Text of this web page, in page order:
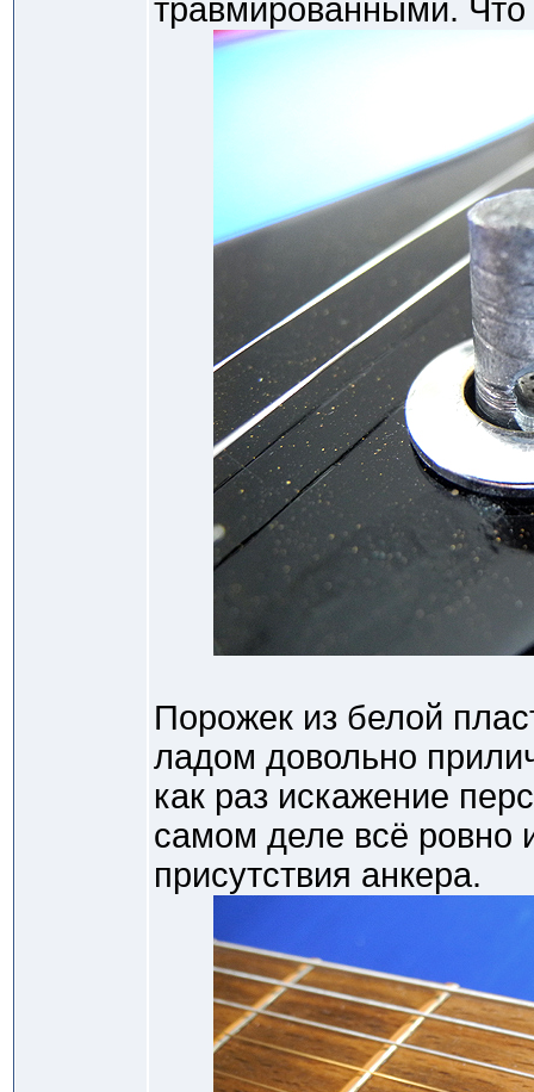
травмированными. Что
Порожек из белой
ладом довольно
как раз искажение
самом деле всё ровно
присутствия анкера.